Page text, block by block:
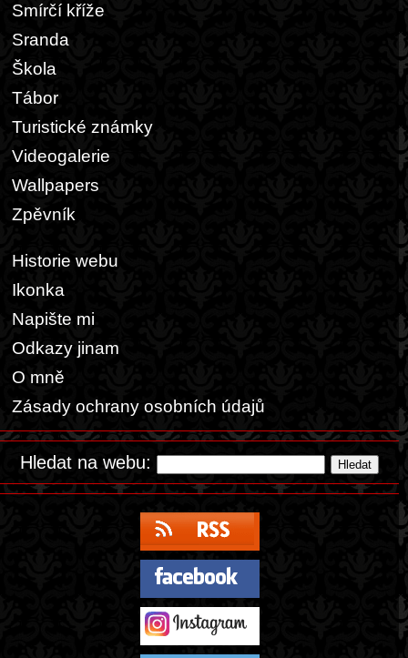
Smírčí kříže
Sranda
Škola
Tábor
Turistické známky
Videogalerie
Wallpapers
Zpěvník
Historie webu
Ikonka
Napište mi
Odkazy jinam
O mně
Zásady ochrany osobních údajů
Hledat na webu: